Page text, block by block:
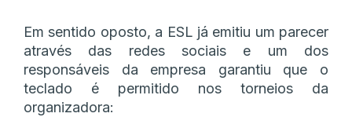
Em sentido oposto, a ESL já emitiu um parecer
através das redes sociais e um dos
responsáveis da empresa garantiu que o
teclado é permitido nos torneios da
organizadora: